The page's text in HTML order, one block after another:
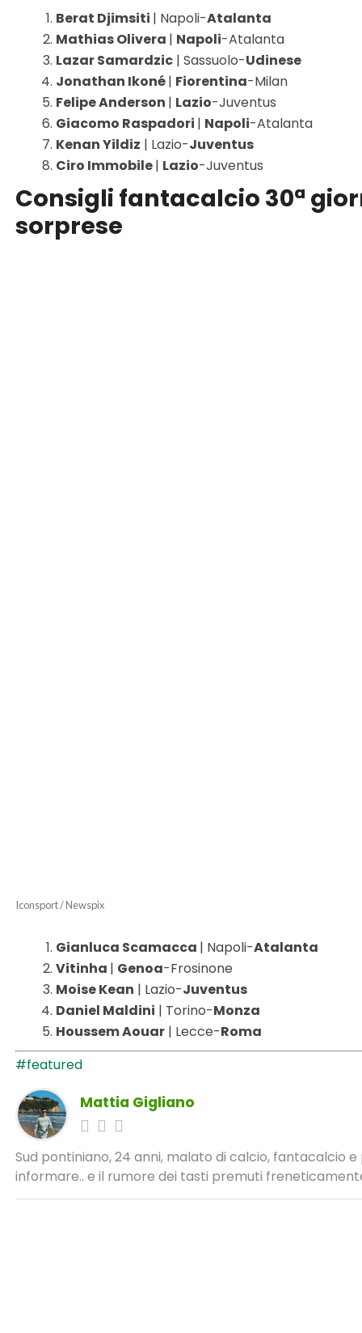
Berat Djimsiti | Napoli-Atalanta
Mathias Olivera | Napoli-Atalanta
Lazar Samardzic| Sassuolo-Udinese
Jonathan Ikoné| Fiorentina-Milan
Felipe Anderson | Lazio-Juventus
Giacomo Raspadori | Napoli-Atalanta
Kenan Yildiz | Lazio-Juventus
Ciro Immobile| Lazio-Juventus
Consigli fantacalcio 30ª
sorprese
Iconsport / Newspix
Gianluca Scamacca | Napoli-Atalanta
Vitinha | Genoa-Frosinone
Moise Kean | Lazio-Juventus
Daniel Maldini | Torino-Monza
Houssem Aouar| Lecce-Roma
#featured
Mattia Gigliano
Sud pontiniano, 24 anni, malato di calcio, fantacalcio
informare.. e il rumore dei tasti premuti